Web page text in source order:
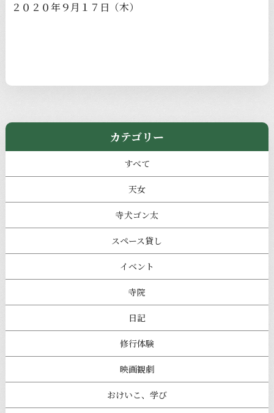
２０２０年９月１７日（木）
カテゴリー
すべて
天女
寺犬ゴン太
スペース貸し
イベント
寺院
日記
修行体験
映画観劇
おけいこ、学び